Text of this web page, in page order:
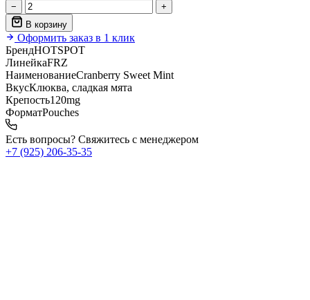
−
+
В корзину
Оформить заказ в 1 клик
БрендHOTSPOT
ЛинейкаFRZ
НаименованиеCranberry Sweet Mint
ВкусКлюква, сладкая мята
Крепость120mg
ФорматPouches
Есть вопросы? Свяжитесь с менеджером
+7 (925) 206‑35‑35